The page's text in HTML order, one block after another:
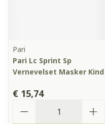
Pari
Pari Lc Sprint Sp
Vernevelset Masker Kind
€ 15,74